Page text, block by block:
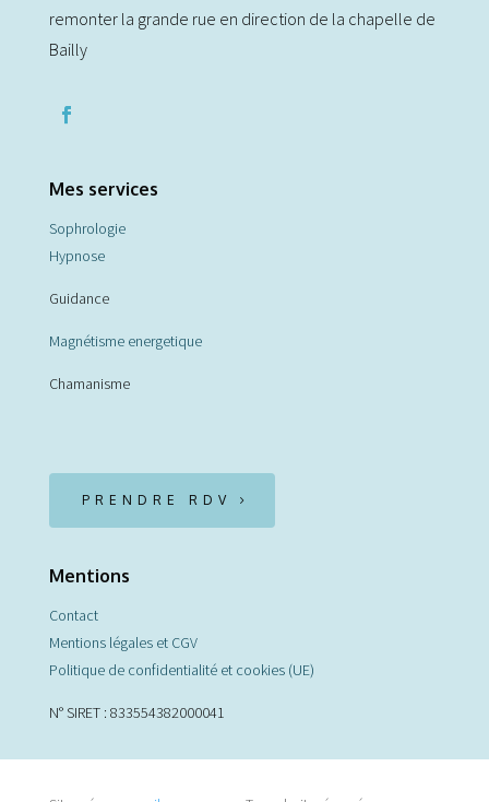
remonter la grande rue en direction de la chapelle de
Bailly
Mes services
Sophrologie
Hypnose
Guidance
Magnétisme energetique
Chamanisme
PRENDRE RDV
Mentions
Contact
Mentions légales et CGV
Politique de confidentialité et cookies (UE)
N° SIRET : 833554382000041